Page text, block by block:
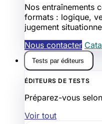
Nos entraînements
formats : logique,
jugement
Nous contacter
Tests par éditeurs
ÉDITEURS DE TESTS
Préparez-vous
Voir tout